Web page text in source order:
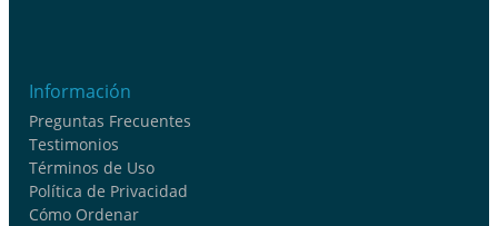
Información
Preguntas Frecuentes
Testimonios
Términos de Uso
Política de Privacidad
Cómo Ordenar